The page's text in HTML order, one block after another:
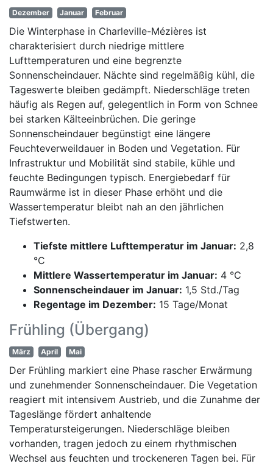
Dezember Januar Februar
Die Winterphase in Charleville-Mézières ist
charakterisiert durch niedrige mittlere
Lufttemperaturen und eine begrenzte
Sonnenscheindauer. Nächte sind regelmäßig kühl, die
Tageswerte bleiben gedämpft. Niederschläge treten
häufig als Regen auf, gelegentlich in Form von Schnee
bei starken Kälteeinbrüchen. Die geringe
Sonnenscheindauer begünstigt eine längere
Feuchteverweildauer in Boden und Vegetation. Für
Infrastruktur und Mobilität sind stabile, kühle und
feuchte Bedingungen typisch. Energiebedarf für
Raumwärme ist in dieser Phase erhöht und die
Wassertemperatur bleibt nah an den jährlichen
Tiefstwerten.
Tiefste mittlere Lufttemperatur im Januar: 2,8
°C
Mittlere Wassertemperatur im Januar: 4 °C
Sonnenscheindauer im Januar: 1,5 Std./Tag
Regentage im Dezember: 15 Tage/Monat
Frühling (Übergang)
März April Mai
Der Frühling markiert eine Phase rascher Erwärmung
und zunehmender Sonnenscheindauer. Die Vegetation
reagiert mit intensivem Austrieb, und die Zunahme der
Tageslänge fördert anhaltende
Temperatursteigerungen. Niederschläge bleiben
vorhanden, tragen jedoch zu einem rhythmischen
Wechsel aus feuchten und trockeneren Tagen bei. Für